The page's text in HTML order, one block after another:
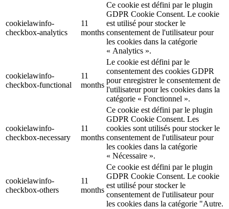
cookielawinfo-
checkbox-analytics
11
months
Ce cookie est défini par le plugin
GDPR Cookie Consent. Le cookie
est utilisé pour stocker le
consentement de l'utilisateur pour
les cookies dans la catégorie
« Analytics ».
cookielawinfo-
checkbox-functional
11
months
Le cookie est défini par le
consentement des cookies GDPR
pour enregistrer le consentement de
l'utilisateur pour les cookies dans la
catégorie « Fonctionnel ».
cookielawinfo-
checkbox-necessary
11
months
Ce cookie est défini par le plugin
GDPR Cookie Consent. Les
cookies sont utilisés pour stocker le
consentement de l'utilisateur pour
les cookies dans la catégorie
« Nécessaire ».
cookielawinfo-
checkbox-others
11
months
Ce cookie est défini par le plugin
GDPR Cookie Consent. Le cookie
est utilisé pour stocker le
consentement de l'utilisateur pour
les cookies dans la catégorie "Autre.